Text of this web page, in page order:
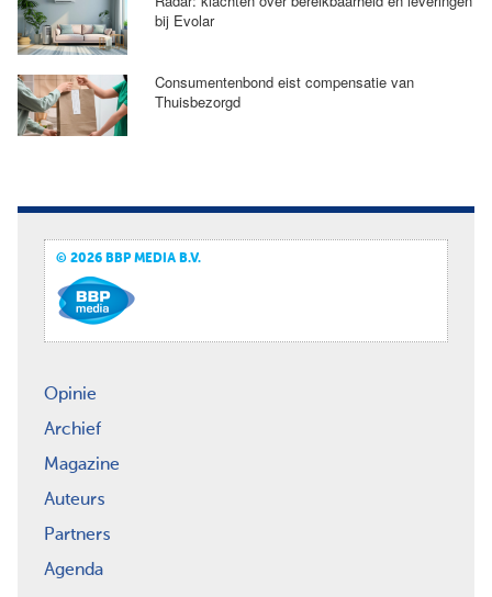
bij Evolar
Consumentenbond eist compensatie van
Thuisbezorgd
© 2026 BBP MEDIA B.V.
Opinie
Archief
Magazine
Auteurs
Partners
Agenda